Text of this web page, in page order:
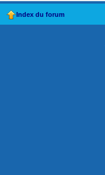
Index du forum